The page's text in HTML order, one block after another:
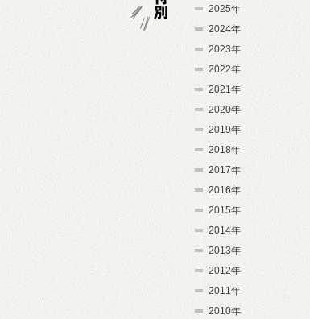
2025年
2024年
2023年
2022年
2021年
2020年
2019年
2018年
2017年
2016年
2015年
2014年
2013年
2012年
2011年
2010年